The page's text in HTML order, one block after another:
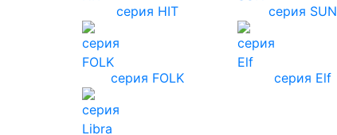
серия HIT серия SUN
серия FOLK серия Elf